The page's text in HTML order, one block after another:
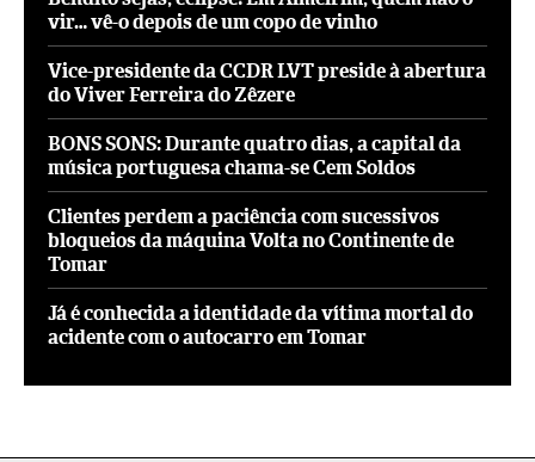
vir… vê-o depois de um copo de vinho
Vice-presidente da CCDR LVT preside à abertura
do Viver Ferreira do Zêzere
BONS SONS: Durante quatro dias, a capital da
música portuguesa chama-se Cem Soldos
Clientes perdem a paciência com sucessivos
bloqueios da máquina Volta no Continente de
Tomar
Já é conhecida a identidade da vítima mortal do
acidente com o autocarro em Tomar